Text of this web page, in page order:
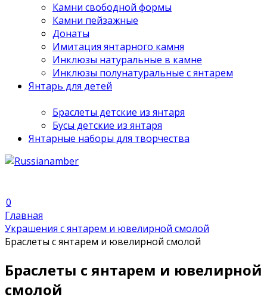
Камни свободной формы
Камни пейзажные
Донаты
Имитация янтарного камня
Инклюзы натуральные в камне
Инклюзы полунатуральные с янтарем
Янтарь для детей
Браслеты детские из янтаря
Бусы детские из янтаря
Янтарные наборы для творчества
0
Главная
Украшения с янтарем и ювелирной смолой
Браслеты с янтарем и ювелирной смолой
Браслеты с янтарем и ювелирной
смолой